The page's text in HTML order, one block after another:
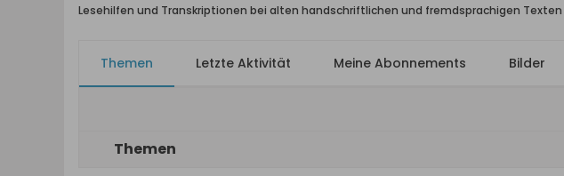
Lesehilfen und Transkriptionen bei alten handschriftlichen und fremdsprachigen Texten
Themen Letzte Aktivität Meine Abonnements Bilder
Themen